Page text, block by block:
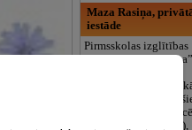
Maza Rasiņa,
iestāde
Pirmsskolas izglītības
iestāde “Maza
Pārdaugavā,
bērniem no 10
līdz 6 gadiem.
programmas (LV/RU),